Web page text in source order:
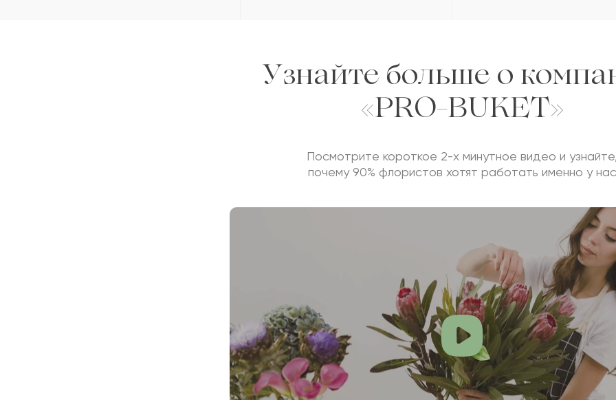
Узнайте больше о
«PRO-BUKET»
Посмотрите короткое 2-х минутное видео и
почему 90% флористов хотят работать именно у нас